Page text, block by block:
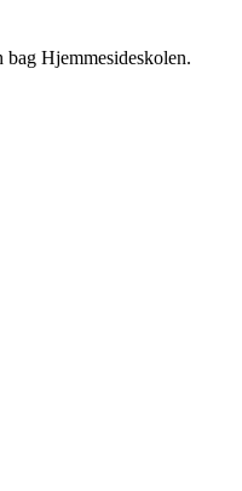
Hjemmesideskolen.